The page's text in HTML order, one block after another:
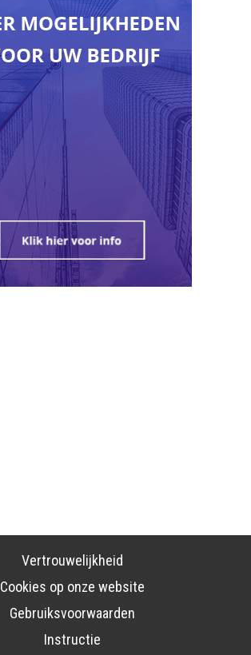
Vertrouwelijkheid
Cookies op onze website
Gebruiksvoorwaarden
Instructie